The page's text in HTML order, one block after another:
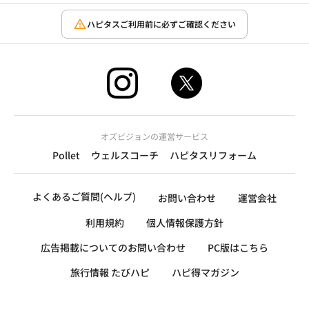
ハピタスご利用前に必ずご確認ください
オズビジョンの運営サービス
Pollet ウェルスコーチ ハピタスリフォーム
よくあるご質問(ヘルプ) お問い合わせ
運営会社
利用規約
個人情報保護方針
広告掲載についてのお問い合わせ
PC版はこちら
旅行情報 たびハピ
ハピ得マガジン